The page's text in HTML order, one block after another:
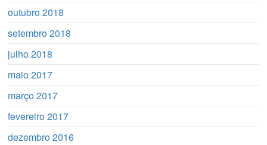
outubro 2018
setembro 2018
julho 2018
maio 2017
março 2017
fevereiro 2017
dezembro 2016